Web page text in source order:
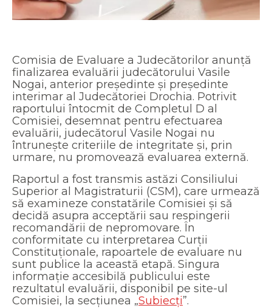
Comisia de Evaluare a Judecătorilor anunță
finalizarea evaluării judecătorului Vasile
Nogai, anterior președinte și președinte
interimar al Judecătoriei Drochia. Potrivit
raportului întocmit de Completul D al
Comisiei, desemnat pentru efectuarea
evaluării, judecătorul Vasile Nogai nu
întrunește criteriile de integritate și, prin
urmare, nu promovează evaluarea externă.
Raportul a fost transmis astăzi Consiliului
Superior al Magistraturii (CSM), care urmează
să examineze constatările Comisiei și să
decidă asupra acceptării sau respingerii
recomandării de nepromovare. În
conformitate cu interpretarea Curții
Constituționale, rapoartele de evaluare nu
sunt publice la această etapă. Singura
informație accesibilă publicului este
rezultatul evaluării, disponibil pe site-ul
Comisiei, la secțiunea „Subiecți”.